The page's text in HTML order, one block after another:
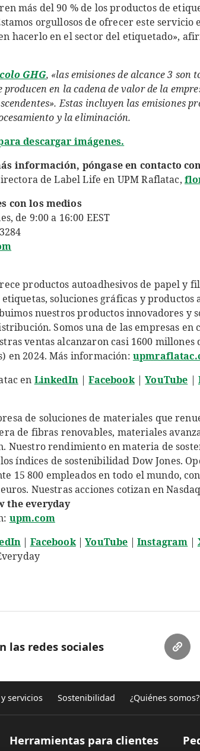
más del 90 % de los productos de
orgullosos de ofrecer este servicio
hacerlo en el sector del etiquetado»,
GHG, «las emisiones de alcance 3
producen en la cadena de valor de la
Estas incluyen las emisiones
y la eliminación.
descargar imágenes.
información, póngase en contacto
de Label Life en UPM Raflatac,
con los medios
de 9:00 a 16:00 EEST
productos autoadhesivos de papel y
soluciones gráficas y productos
nuestros productos innovadores y
Somos una de las empresas en
ventas alcanzaron casi 1600
en 2024. Más información:
en LinkedIn|Facebook|YouTube |
de soluciones de materiales que
de fibras renovables, materiales
Nuestro rendimiento en materia de
índices de sostenibilidad Dow Jones.
15 800 empleados en todo el mundo,
Nuestras acciones cotizan en
the everyday
upm.com
| Facebook|YouTube | Instagram |
las redes sociales
servicios Sostenibilidad ¿Quiénes somos?
Herramientas para clientes